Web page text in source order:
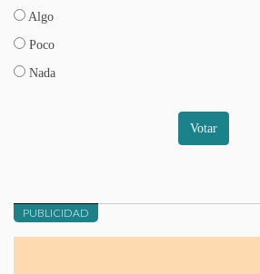
Algo
Poco
Nada
Votar
PUBLICIDAD